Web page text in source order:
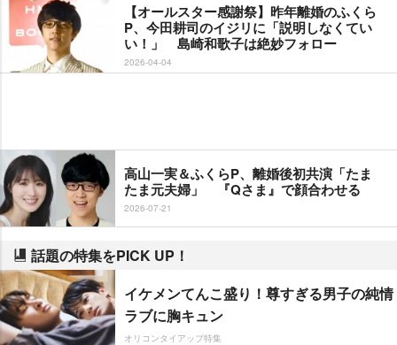
【オールスター感謝祭】昨年離婚のふくら
P、今田耕司のイジリに「説明しなくてい
い！」 島崎和歌子は絶妙フォロー
2026-04-04
高山一実＆ふくらP、離婚後初共演「たま
たま元夫婦」 『Qさま』で顔合わせる
2026-07-21
話題の特集をPICK UP！
イケメンてんこ盛り！尊すぎる男子の純情
ラブに胸キュン
オリコンタイアップ特集